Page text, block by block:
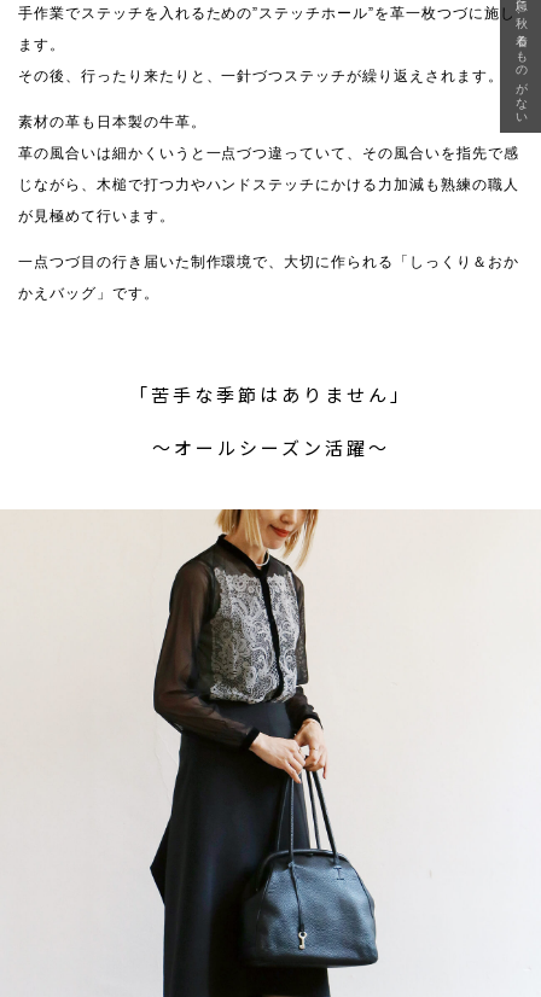
手作業でステッチを入れるための”ステッチホール”を革一枚つづに施し
ます。
その後、行ったり来たりと、一針づつステッチが繰り返えされます。
素材の革も日本製の牛革。
革の風合いは細かくいうと一点づつ違っていて、その風合いを指先で感
じながら、木槌で打つ力やハンドステッチにかける力加減も熟練の職人
が見極めて行います。
一点つづ目の行き届いた制作環境で、大切に作られる「しっくり＆おか
かえバッグ」です。
「苦手な季節はありません」
〜オールシーズン活躍〜
急に秋、着るものがない